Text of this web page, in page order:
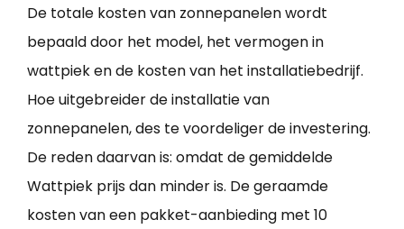
De totale kosten van zonnepanelen wordt
bepaald door het model, het vermogen in
wattpiek en de kosten van het installatiebedrijf.
Hoe uitgebreider de installatie van
zonnepanelen, des te voordeliger de investering.
De reden daarvan is: omdat de gemiddelde
Wattpiek prijs dan minder is. De geraamde
kosten van een pakket-aanbieding met 10